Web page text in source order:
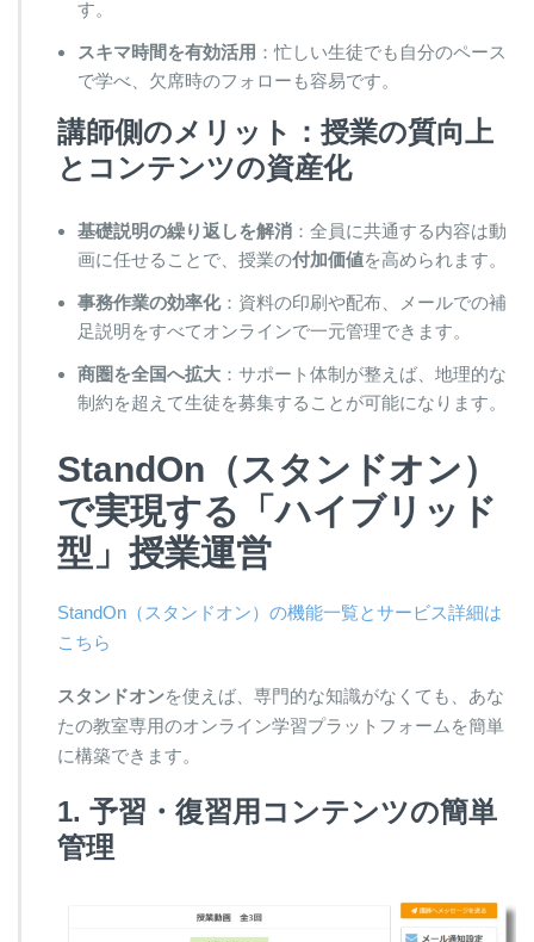
す。
スキマ時間を有効活用 ：忙しい生徒でも自分のペース
で学べ、欠席時のフォローも容易です。
講師側のメリット：授業の質向上
とコンテンツの資産化
基礎説明の繰り返しを解消 ：全員に共通する内容は動
画に任せることで、授業の付加価値を高められます。
事務作業の効率化：資料の印刷や配布、メールでの補
足説明をすべてオンラインで一元管理できます。
商圏を全国へ拡大 ：サポート体制が整えば、地理的な
制約を超えて生徒を募集することが可能になります。
StandOn（スタンドオン）
で実現する「ハイブリッド
型」授業運営
StandOn（スタンドオン）の機能一覧とサービス詳細は
こちら
スタンドオンを使えば、専門的な知識がなくても、あな
たの教室専用のオンライン学習プラットフォームを簡単
に構築できます。
1. 予習・復習用コンテンツの簡単
管理